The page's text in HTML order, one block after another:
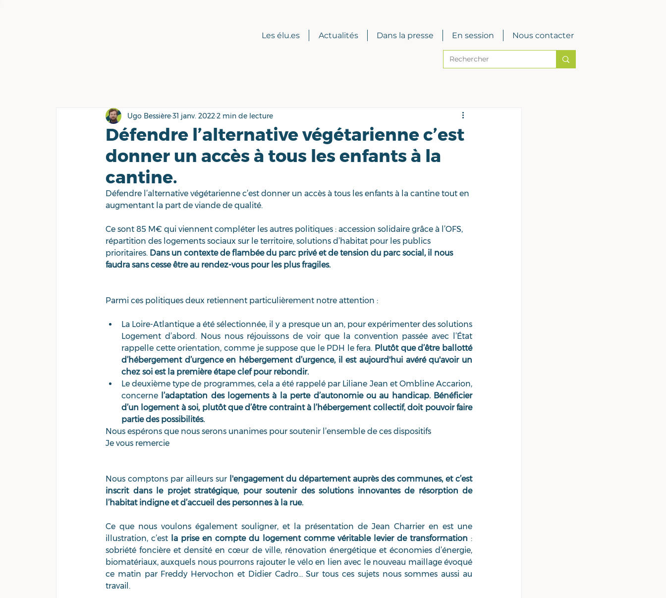
Les élu.es Actualités Dans la presse En session Nous contacter
Défendre l’alternative végétarienne c’est
donner un accès à tous les enfants à la
cantine.
Ugo Bessière31 janv. 20222 min de lecture
Défendre l’alternative végétarienne c’est donner un accès à tous les enfants à la cantine tout en
augmentant la part de viande de qualité.
Ce sont 85 M€ qui viennent compléter les autres politiques : accession solidaire grâce à l’OFS,
répartition des logements sociaux sur le territoire, solutions d’habitat pour les publics
prioritaires. Dans un contexte de flambée du parc privé et de tension du parc social, il nous
faudra sans cesse être au rendez-vous pour les plus fragiles.
Parmi ces politiques deux retiennent particulièrement notre attention :
La Loire-Atlantique a été sélectionnée, il y a presque un an, pour expérimenter des solutions
Logement d’abord. Nous nous réjouissons de voir que la convention passée avec l’État
rappelle cette orientation, comme je suppose que le PDH le fera. Plutôt que d’être ballotté
d’hébergement d’urgence en hébergement d’urgence, il est aujourd'hui avéré qu'avoir un
chez soi est la première étape clef pour rebondir.
Le deuxième type de programmes, cela a été rappelé par Liliane Jean et Ombline Accarion,
concerne l’adaptation des logements à la perte d’autonomie ou au handicap. Bénéficier
d’un logement à soi, plutôt que d’être contraint à l’hébergement collectif, doit pouvoir faire
partie des possibilités.
Nous espérons que nous serons unanimes pour soutenir l’ensemble de ces dispositifs
Je vous remercie
Nous comptons par ailleurs sur l'engagement du département auprès des communes, et c’est
inscrit dans le projet stratégique, pour soutenir des solutions innovantes de résorption de
l’habitat indigne et d’accueil des personnes à la rue.
Ce que nous voulons également souligner, et la présentation de Jean Charrier en est une
illustration, c’est la prise en compte du logement comme véritable levier de transformation :
sobriété foncière et densité en cœur de ville, rénovation énergétique et économies d’énergie,
biomatériaux, auxquels nous pourrons rajouter le vélo en lien avec le nouveau maillage évoqué
ce matin par Freddy Hervochon et Didier Cadro… Sur tous ces sujets nous sommes aussi au
travail.